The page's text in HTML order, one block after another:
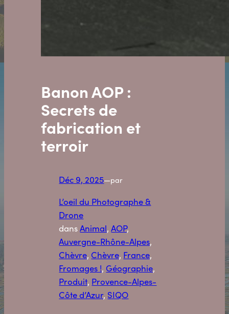
Banon AOP :
Secrets de
fabrication et
terroir
Déc 9, 2025—par
L’oeil du Photographe &
Drone
dansAnimal, AOP
Auvergne-Rhône-Alpes
Chèvre, Chèvre, France
Fromages !, Géographie
Produit, Provence-Alpes-
Côte d’Azur, SIQO